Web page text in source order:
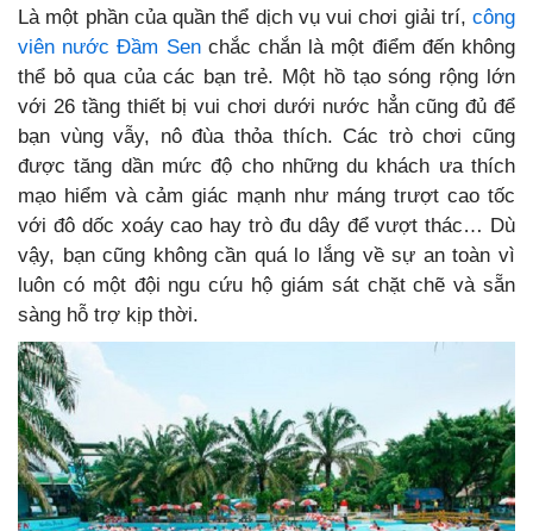
Là một phần của quần thể dịch vụ vui chơi giải trí, công
viên nước Đầm Senchắc chắn là một điểm đến không
thể bỏ qua của các bạn trẻ. Một hồ tạo sóng rộng lớn
với 26 tầng thiết bị vui chơi dưới nước hẳn cũng đủ để
bạn vùng vẫy, nô đùa thỏa thích. Các trò chơi cũng
được tăng dần mức độ cho những du khách ưa thích
mạo hiểm và cảm giác mạnh như máng trượt cao tốc
với đô dốc xoáy cao hay trò đu dây để vượt thác… Dù
vậy, bạn cũng không cần quá lo lắng về sự an toàn vì
luôn có một đội ngu cứu hộ giám sát chặt chẽ và sẵn
sàng hỗ trợ kịp thời.